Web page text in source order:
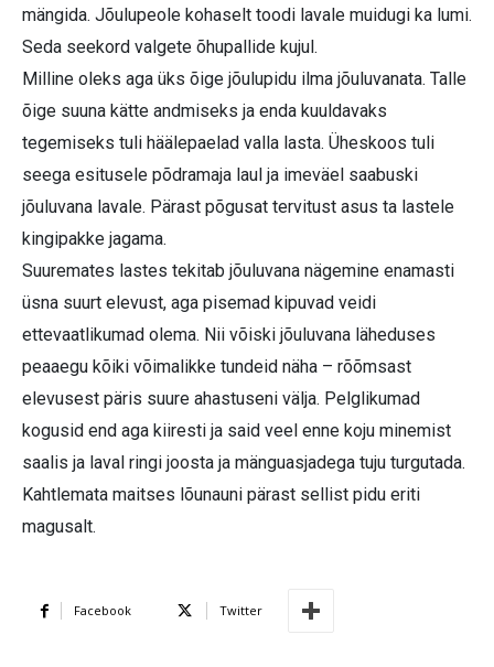
mängida. Jõulupeole kohaselt toodi lavale muidugi ka lumi.
Seda seekord valgete õhupallide kujul.
Milline oleks aga üks õige jõulupidu ilma jõuluvanata. Talle
õige suuna kätte andmiseks ja enda kuuldavaks
tegemiseks tuli häälepaelad valla lasta. Üheskoos tuli
seega esitusele põdramaja laul ja imeväel saabuski
jõuluvana lavale. Pärast põgusat tervitust asus ta lastele
kingipakke jagama.
Suuremates lastes tekitab jõuluvana nägemine enamasti
üsna suurt elevust, aga pisemad kipuvad veidi
ettevaatlikumad olema. Nii võiski jõuluvana läheduses
peaaegu kõiki võimalikke tundeid näha – rõõmsast
elevusest päris suure ahastuseni välja. Pelglikumad
kogusid end aga kiiresti ja said veel enne koju minemist
saalis ja laval ringi joosta ja mänguasjadega tuju turgutada.
Kahtlemata maitses lõunauni pärast sellist pidu eriti
magusalt.
Facebook Twitter